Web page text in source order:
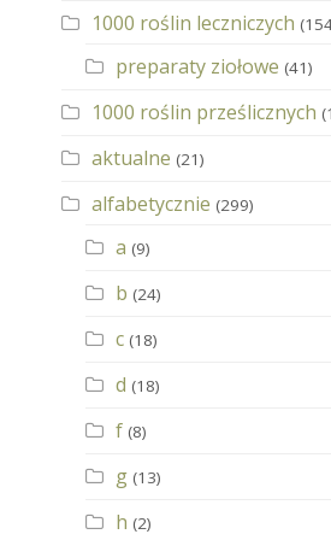
1000 roślin leczniczych
preparaty ziołowe (41)
1000 roślin prześlicznych
aktualne (21)
alfabetycznie (299)
a (9)
b (24)
c (18)
d (18)
f (8)
g (13)
h (2)